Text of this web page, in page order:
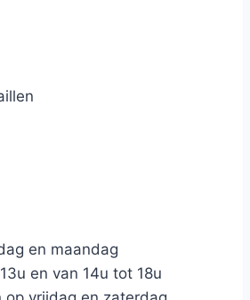
en maandag
en van 14u tot 18u